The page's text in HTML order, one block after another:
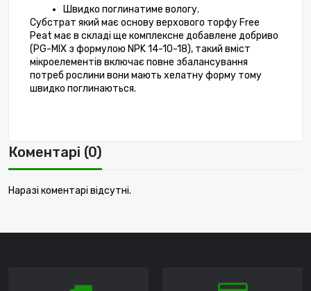
Швидко поглинатиме вологу.
Субстрат який має основу верхового торфу Free
Peat має в складі ще комплексне добавлене добриво
(PG-MIX з формулою NPK 14-10-18), такий вміст
мікроелементів включає повне збалансування
потреб рослини вони мають хелатну форму тому
швидко поглинаються.
Коментарі (0)
Наразі коментарі відсутні.